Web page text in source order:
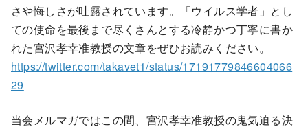
さや悔しさが吐露されています。「ウイルス学者」とし
ての使命を最後まで尽くさんとする冷静かつ丁寧に書か
れた宮沢孝幸准教授の文章をぜひお読みください。
https://twitter.com/takavet1/status/17191779846604066
29
当会メルマガではこの間、宮沢孝幸准教授の鬼気迫る決